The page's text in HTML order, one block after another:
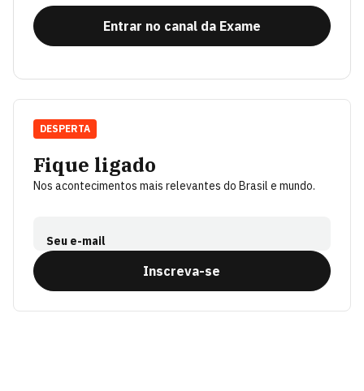
Entrar no canal da Exame
Fique ligado
Nos acontecimentos mais relevantes do Brasil e mundo.
Seu e-mail
Inscreva-se
DESPERTA